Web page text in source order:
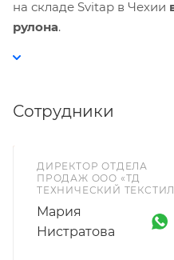
на складе Svitap в Чехии
рулона.
Сотрудники
ДИРЕКТОР ОТДЕЛА
ПРОДАЖ ООО «ТД
ТЕХНИЧЕСКИЙ
Мария
Нистратова